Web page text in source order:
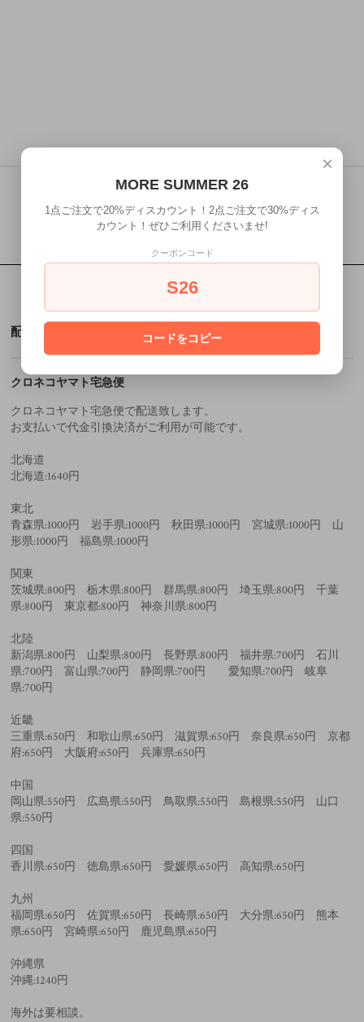
配送・送料
クロネコヤマト宅急便
クロネコヤマト宅急便で配送致します。
お支払いで代金引換決済がご利用が可能です。
北海道
北海道:1640円
東北
青森県:1000円 岩手県:1000円 秋田県:1000円 宮城県:1000円 山
形県:1000円 福島県:1000円
関東
茨城県:800円 栃木県:800円 群馬県:800円 埼玉県:800円 千葉
県:800円 東京都:800円 神奈川県:800円
北陸
新潟県:800円 山梨県:800円 長野県:800円 福井県:700円 石川
県:700円 富山県:700円 静岡県:700円 愛知県:700円 岐阜
県:700円
近畿
三重県:650円 和歌山県:650円 滋賀県:650円 奈良県:650円 京都
府:650円 大阪府:650円 兵庫県:650円
中国
岡山県:550円 広島県:550円 鳥取県:550円 島根県:550円 山口
県:550円
四国
香川県:650円 徳島県:650円 愛媛県:650円 高知県:650円
九州
福岡県:650円 佐賀県:650円 長崎県:650円 大分県:650円 熊本
県:650円 宮崎県:650円 鹿児島県:650円
沖縄県
沖縄:1240円
海外は要相談。
×
MORE SUMMER 26
1点ご注文で20%ディスカウント！2点ご注文で30%ディス
カウント！ぜひご利用くださいませ!
クーポンコード
S26
コードをコピー